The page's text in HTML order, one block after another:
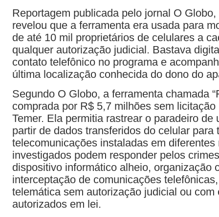
Reportagem publicada pelo jornal O
revelou que a ferramenta era usada para
de até 10 mil proprietários de celulares a
qualquer autorização judicial. Bastava
contato telefônico no programa e
última localização conhecida do dono do
Segundo O Globo, a ferramenta chamada
comprada por R$ 5,7 milhões sem licitação
Temer. Ela permitia rastrear o paradeiro de
partir de dados transferidos do celular para
telecomunicações instaladas em diferentes
investigados podem responder pelos
dispositivo informático alheio, organização
interceptação de comunicações
telemática sem autorização judicial ou com
autorizados em lei.